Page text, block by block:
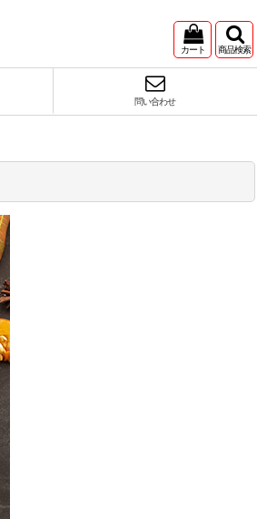
カート 商品検索
問い合わせ